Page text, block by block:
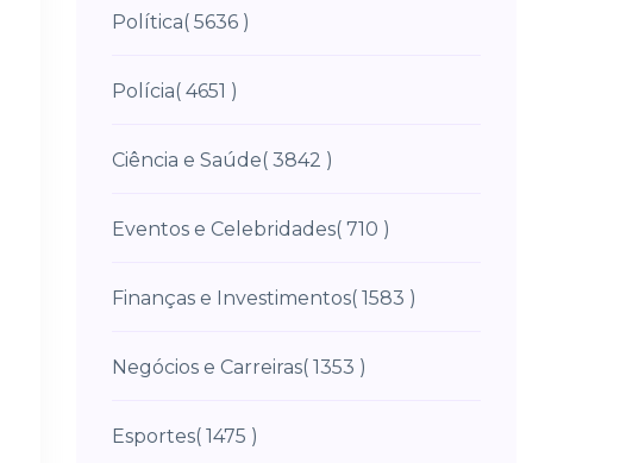
Política( 5636 )
Polícia( 4651 )
Ciência e Saúde( 3842 )
Eventos e Celebridades( 710 )
Finanças e Investimentos( 1583 )
Negócios e Carreiras( 1353 )
Esportes( 1475 )